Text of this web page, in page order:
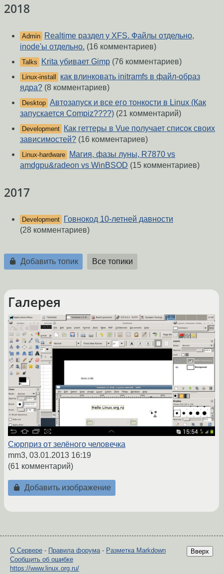
2018
Admin
Realtime раздел у XFS. Файлы отдельно,
inode'ы отдельно. (16 комментариев)
Talks Krita убивает Gimp (76 комментариев)
Linux-install
как влинковать initramfs в файл-образ
ядра? (8 комментариев)
Desktop Автозапуск и все его тонкости в Linux (Как
запускается Compiz????) (21 комментарий)
Development
Как геттеры в Vue получает список своих
зависимостей? (16 комментариев)
Linux-hardware
Магия, фазы луны, R7870 vs
amdgpu&radeon vs WinBSOD (15 комментариев)
2017
Development
Говнокод 10-летней давности
(28 комментариев)
Добавить топик Все топики
Галерея
Сюрприз от зелёного человечка
mm3, 03.01.2013 16:19
(61 комментарий)
Добавить изображение
Вверх
О Сервере - Правила форума - Разметка Markdown
Сообщить об ошибке
https://www.linux.org.ru/